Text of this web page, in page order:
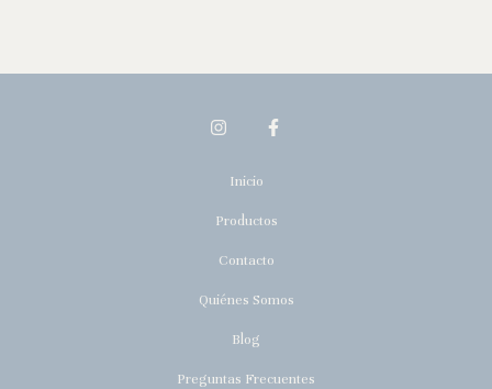
Inicio
Productos
Contacto
Quiénes Somos
Blog
Preguntas Frecuentes